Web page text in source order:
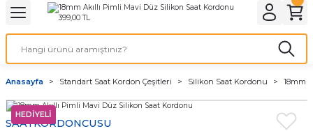
& ELEKTİRİK AYDINLATMA & ELEKTRİK
ve Cihaz Pilleri
ÇEŞİTLERİ
Kordon Çeşitleri
Kordonları
Anasayfa Standart Saat Kordon Çeşitleri Silikon Saat Kordonu 18mm
HEDİYELİ
SAATKORDONCUSU